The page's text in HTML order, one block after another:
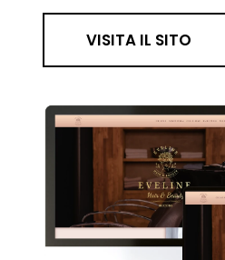
VISITA IL SITO